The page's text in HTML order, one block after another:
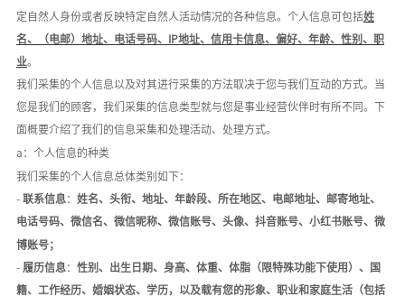
定自然人身份或者反映特定自然人活动情况的各种信息。个人信息可包括姓
名、（电邮）地址、电话号码、 IP地址、信用卡信息、偏好、年龄、性别、职
业。
我们采集的个人信息以及对其进行采集的方法取决于您与我们互动的方式。当
您是我们的顾客，我们采集的信息类型就与您是事业经营伙伴时有所不同。下
面概要介绍了我们的信息采集和处理活动、处理方式。
a：个人信息的种类
我们采集的个人信息总体类别如下：
- 联系信息 ： 姓名、头衔、地址、年龄段、所在地区、电邮地址、邮寄地址、
电话号码、微信名、微信昵称、微信账号、头像、抖音账号、小红书账号、微
博账号；
- 履历信息 ： 性别、出生日期、 身高、体重、体脂（限特殊功能下使用）、国
籍、工作经历、婚姻状态、学历，以及载有您的形象、职业和家庭生活（包括